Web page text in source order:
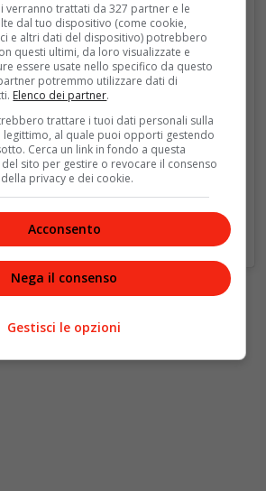
scenario all’italiana per le
Merkel
verranno trattati da 327 partner e le
dal tuo dispositivo (come cookie,
e altri dati del dispositivo) potrebbero
questi ultimi, da loro visualizzate e
essere usate nello specifico da questo
potremmo utilizzare dati di
Elenco dei partner.
trattare i tuoi dati personali sulla
legittimo, al quale puoi opporti gestendo
Cerca un link in fondo a questa
sito per gestire o revocare il consenso
privacy e dei cookie.
Acconsento
Nega il consenso
Gestisci le opzioni